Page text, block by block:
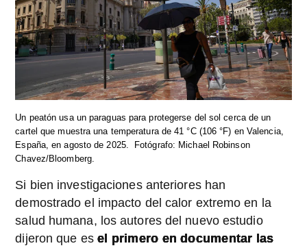
Un peatón usa un paraguas para protegerse del sol cerca de un
cartel que muestra una temperatura de 41 °C (106 °F) en Valencia,
España, en agosto de 2025.
Fotógrafo: Michael Robinson
Chavez/Bloomberg.
Si bien investigaciones anteriores han
demostrado el impacto del calor extremo en la
salud humana, los autores del nuevo estudio
dijeron que es el primero en documentar las